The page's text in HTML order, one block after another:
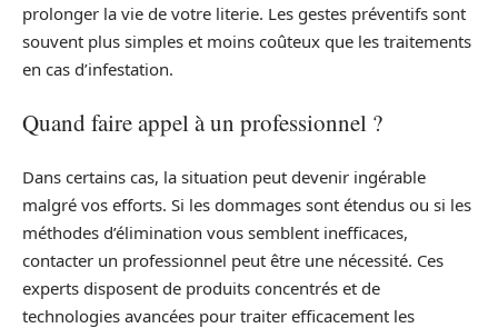
prolonger la vie de votre literie. Les gestes préventifs sont
souvent plus simples et moins coûteux que les traitements
en cas d’infestation.
Quand faire appel à un professionnel ?
Dans certains cas, la situation peut devenir ingérable
malgré vos efforts. Si les dommages sont étendus ou si les
méthodes d’élimination vous semblent inefficaces,
contacter un professionnel peut être une nécessité. Ces
experts disposent de produits concentrés et de
technologies avancées pour traiter efficacement les